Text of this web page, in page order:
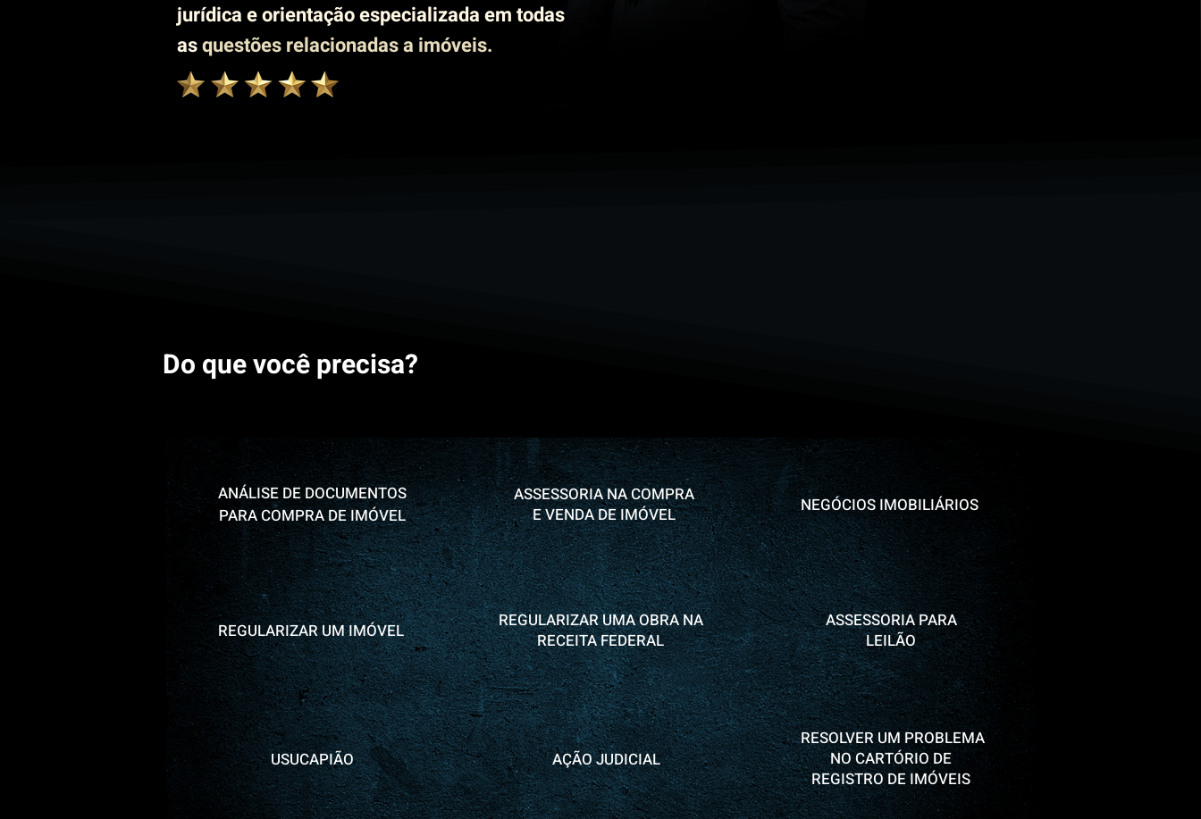
jurídica e orientação especializada em todas
asquestões relacionadas a imóveis.
Do que você precisa?
ASSESSORIA NA COMPRA
E VENDA DE IMÓVEL
NEGÓCIOS IMOBILIÁRIOS
REGULARIZAR UM IMÓVEL
ANÁLISE DE DOCUMENTOS
PARA COMPRA DE IMÓVEL
REGULARIZAR UMA OBRA NA
RECEITA FEDERAL
ASSESSORIA PARA
LEILÃO
USUCAPIÃO
RESOLVER UM PROBLEMA
NO CARTÓRIO DE
REGISTRO DE IMÓVEIS
AÇÃO JUDICIAL